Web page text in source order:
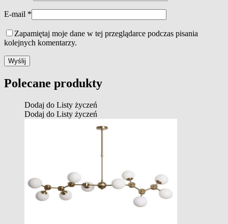
E-mail *
Zapamiętaj moje dane w tej przeglądarce podczas pisania
kolejnych komentarzy.
Polecane produkty
Dodaj do Listy życzeń
Dodaj do Listy życzeń